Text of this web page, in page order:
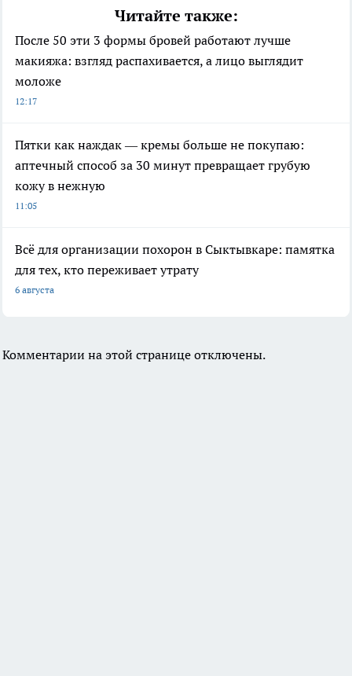
Читайте также:
После 50 эти 3 формы бровей работают лучше
макияжа: взгляд распахивается, а лицо выглядит
моложе
12:17
Пятки как наждак — кремы больше не покупаю:
аптечный способ за 30 минут превращает грубую
кожу в нежную
11:05
Всё для организации похорон в Сыктывкаре: памятка
для тех, кто переживает утрату
6 августа
Комментарии на этой странице отключены.